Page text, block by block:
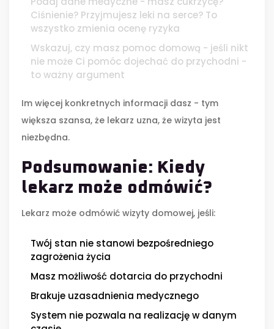
Ciśnienie? Przyjmujesz leki na serce? To
wszystko zmienia ocenę ryzyka
Wskazuj, czy masz pomoc domową - jeśli nikt
nie może Ci pomóc dojechać do przychodni -
to ważny argument
Im więcej konkretnych informacji dasz - tym
większa szansa, że lekarz uzna, że wizyta jest
niezbędna.
Podsumowanie: Kiedy
lekarz może odmówić?
Lekarz może odmówić wizyty domowej, jeśli:
Twój stan nie stanowi bezpośredniego
zagrożenia życia
Masz możliwość dotarcia do przychodni
Brakuje uzasadnienia medycznego
System nie pozwala na realizację w danym